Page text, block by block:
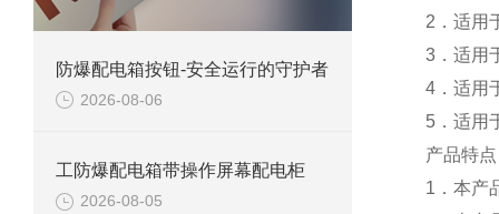
防爆配电箱按钮-安全运行的守护者
2026-08-06
工防爆配电箱带操作屏幕配电柜
2026-08-05
2．适用
3．适用
4．适用
5．适用
产品特点
1．本产